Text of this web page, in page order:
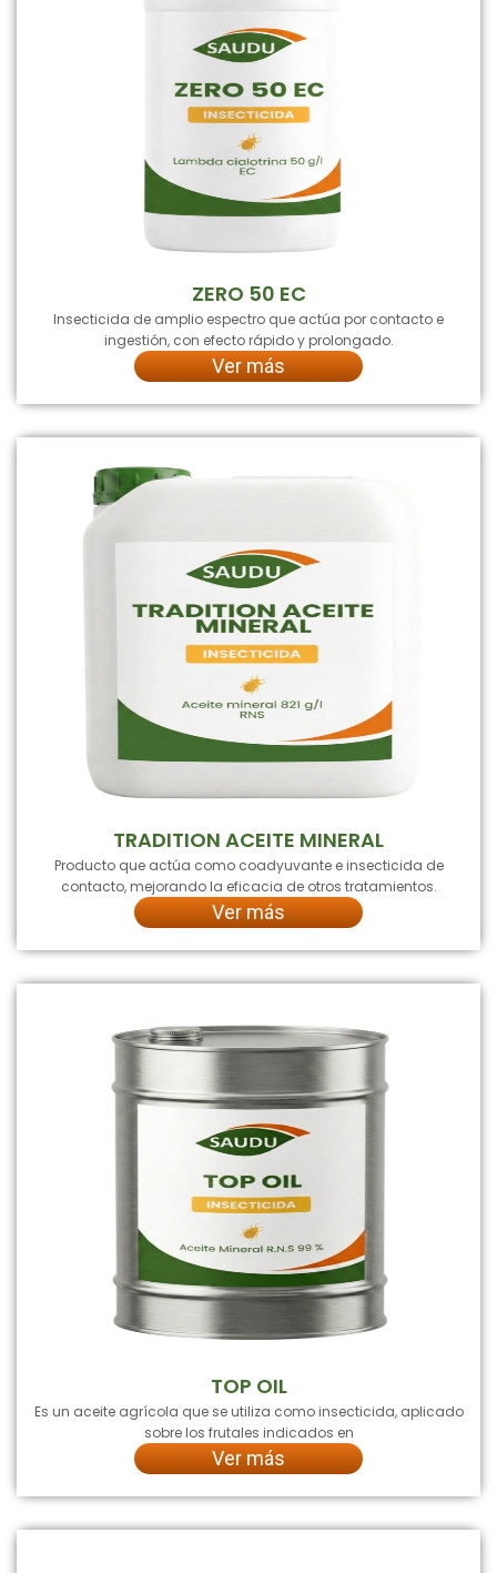
ZERO 50 EC
Insecticida de amplio espectro que actúa por contacto e
ingestión, con efecto rápido y prolongado.
Ver más
TRADITION ACEITE MINERAL
Producto que actúa como coadyuvante e insecticida de
contacto, mejorando la eficacia de otros tratamientos.
Ver más
TOP OIL
Es un aceite agrícola que se utiliza como insecticida, aplicado
sobre los frutales indicados en
Ver más